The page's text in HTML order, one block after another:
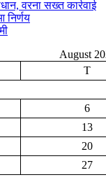
वरना सख्त कार्रवाई
निर्णय
August
T
6
13
20
27